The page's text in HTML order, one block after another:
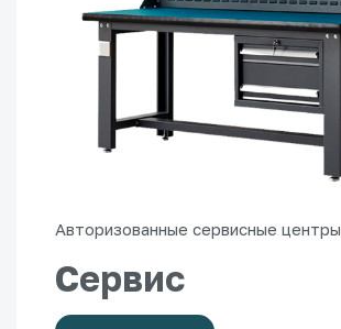
Авторизованные сервисные центры
Сервис